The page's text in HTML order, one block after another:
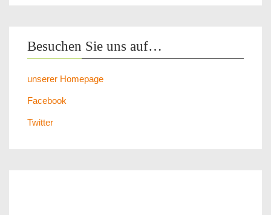
Besuchen Sie uns auf…
unserer Homepage
Facebook
Twitter